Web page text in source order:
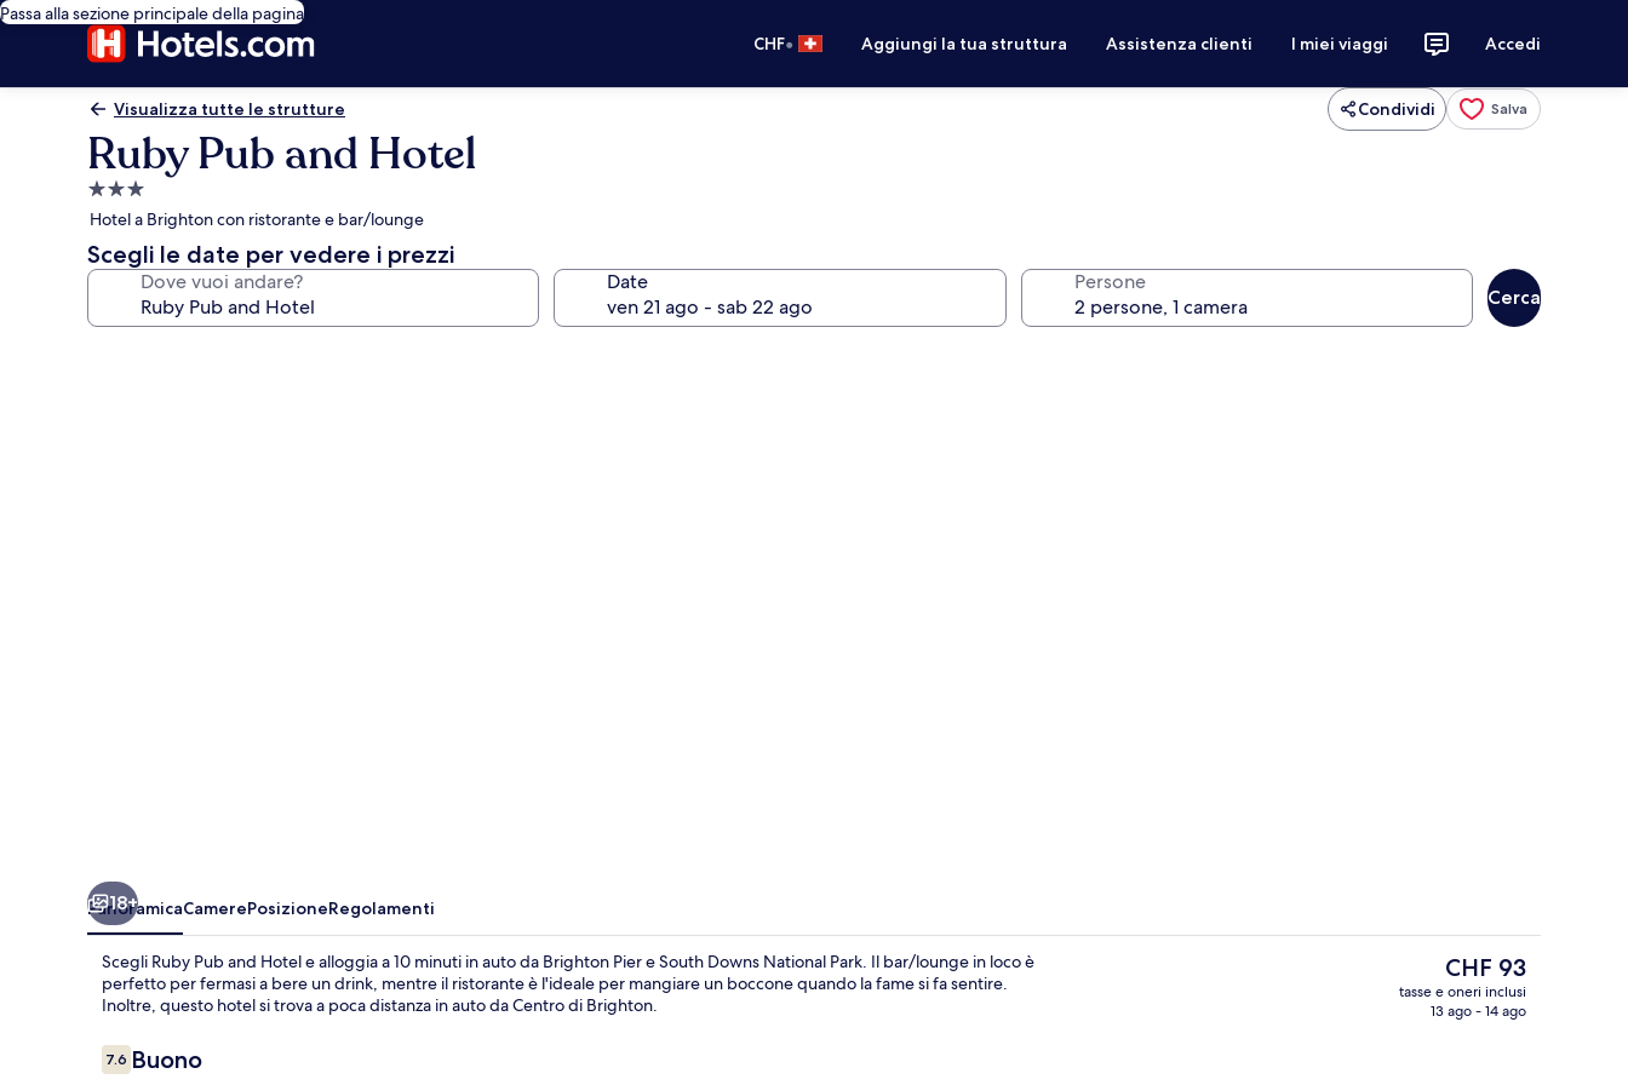
Passa alla sezione principale della pagina
CHF• Aggiungi la tua struttura Assistenza clienti I miei viaggi Accedi
Visualizza tutte le strutture Condividi Salva
Ruby Pub and Hotel
Struttura
a
3.0
stelle
Hotel a Brighton con ristorante e bar/lounge
Scegli le date per vedere i prezzi
Dove vuoi andare? Date Persone
Cerca
18+
PanoramicaCamerePosizioneRegolamenti
Scegli Ruby Pub and Hotel e alloggia a 10 minuti in auto da Brighton Pier e South Downs National Park. Il bar/lounge in loco è
perfetto per fermasi a bere un drink, mentre il ristorante è l'ideale per mangiare un boccone quando la fame si fa sentire.
Inoltre, questo hotel si trova a poca distanza in auto da Centro di Brighton.
Recensioni
7.67.6 su 10
Buono
Il
prezzo
attuale
CHF 93
tasse e oneri inclusi
13 ago - 14 ago